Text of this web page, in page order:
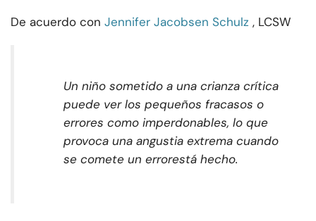
De acuerdo con Jennifer Jacobsen Schulz , LCSW
Un niño sometido a una crianza crítica
puede ver los pequeños fracasos o
errores como imperdonables, lo que
provoca una angustia extrema cuando
se comete un errorestá hecho.